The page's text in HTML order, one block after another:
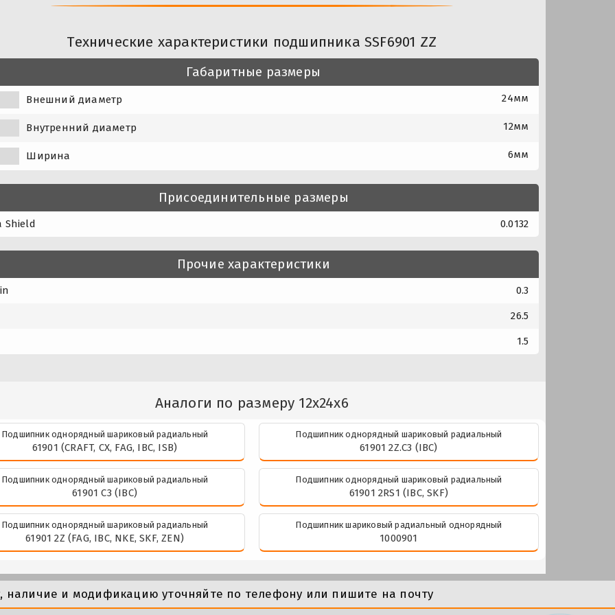
Технические характеристики подшипника SSF6901 ZZ
Габаритные размеры
Внешний диаметр 24мм
Внутренний диаметр 12мм
Ширина 6мм
Присоединительные размеры
Shield 0.0132
Прочие характеристики
0.3
26.5
1.5
Аналоги по размеру 12x24x6
Подшипник однорядный шариковый радиальный
61901 (CRAFT, CX, FAG, IBC, ISB)
Подшипник однорядный шариковый радиальный
61901 2Z.C3 (IBC)
Подшипник однорядный шариковый радиальный
61901 C3 (IBC)
Подшипник однорядный шариковый радиальный
61901 2RS1 (IBC, SKF)
Подшипник однорядный шариковый радиальный
61901 2Z (FAG, IBC, NKE, SKF, ZEN)
Подшипник шариковый радиальный однорядный
1000901
наличие и модификацию уточняйте по телефону или пишите на почту